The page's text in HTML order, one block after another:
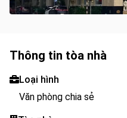
Thông tin tòa nhà
Loại hình
Văn phòng chia sẻ